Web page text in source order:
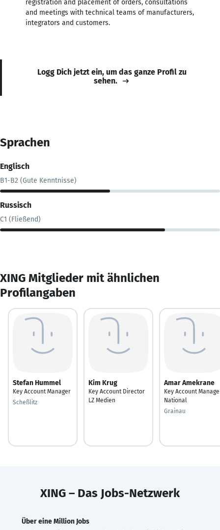
registration and placement of orders, consultations
and meetings with technical teams of manufacturers,
integrators and customers.
Logg Dich jetzt ein, um das ganze Profil zu
sehen.
Sprachen
Englisch
B1-B2 (Gute Kenntnisse)
Russisch
C1 (Fließend)
XING Mitglieder mit ähnlichen
Profilangaben
Stefan Hummel
Key Account Manager
Scheßlitz
Kim Krug
Key Account Director
LZ Medien
Amar Amekrane
Key Account
National
Grainau
XING – Das Jobs-Netzwerk
Über eine Million Jobs